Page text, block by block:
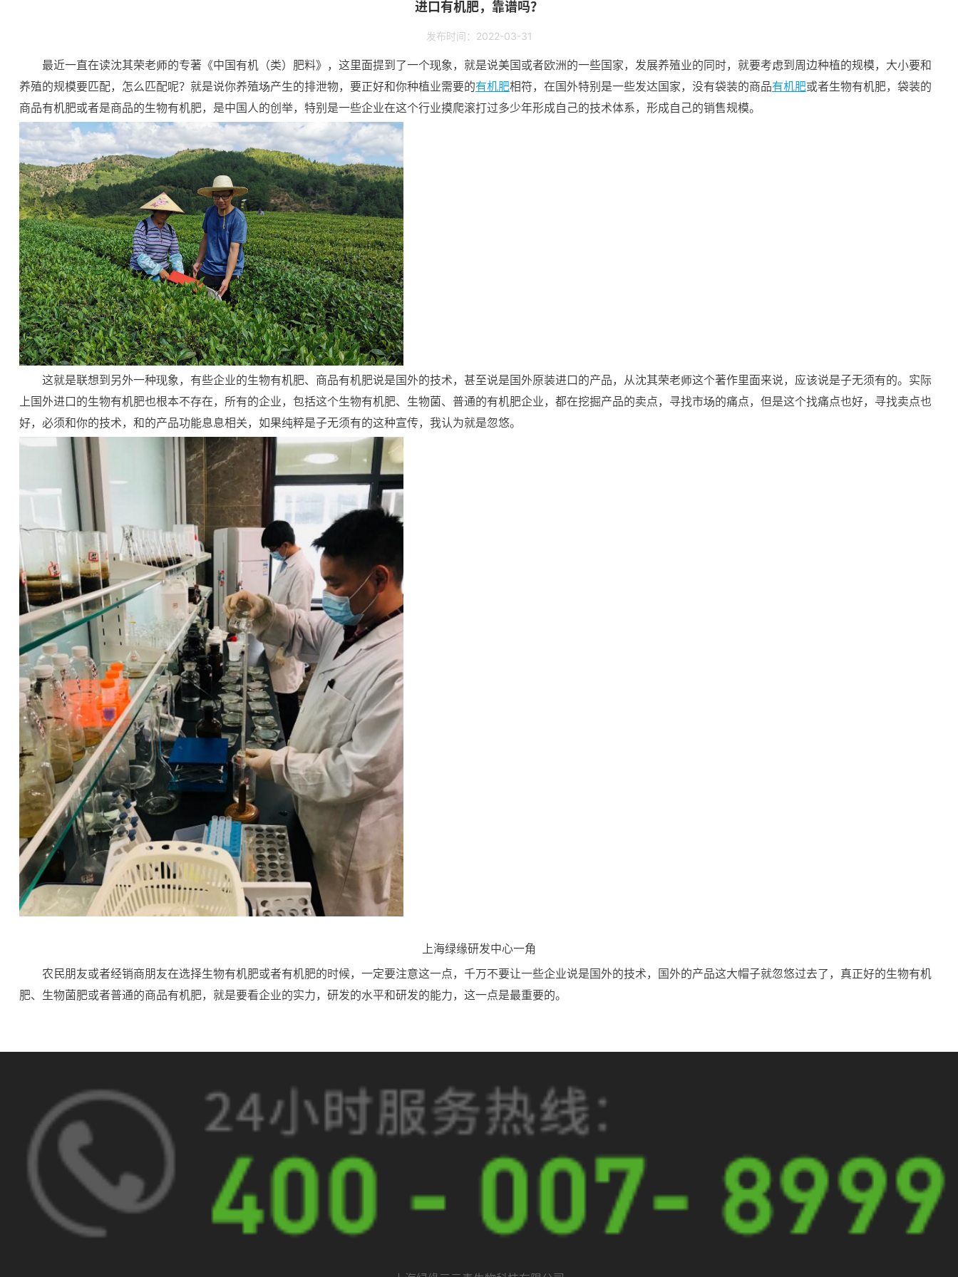
进口有机肥，靠谱吗？
发布时间：2022-03-31
最近一直在读沈其荣老师的专著《中国有机（类）肥料》，这里面提到了一个现象，就是说美国或者欧洲的一些国家，发展养殖业的同时，就要考虑到周边种植的规模，大小要和
养殖的规模要匹配，怎么匹配呢？就是说你养殖场产生的排泄物，要正好和你种植业需要的有机肥相符，在国外特别是一些发达国家，没有袋装的商品有机肥或者生物有机肥，袋装的
商品有机肥或者是商品的生物有机肥，是中国人的创举，特别是一些企业在这个行业摸爬滚打过多少年形成自己的技术体系，形成自己的销售规模。
这就是联想到另外一种现象，有些企业的生物有机肥、商品有机肥说是国外的技术，甚至说是国外原装进口的产品，从沈其荣老师这个著作里面来说，应该说是子无须有的。实际
上国外进口的生物有机肥也根本不存在，所有的企业，包括这个生物有机肥、生物菌、普通的有机肥企业，都在挖掘产品的卖点，寻找市场的痛点，但是这个找痛点也好，寻找卖点也
好，必须和你的技术，和的产品功能息息相关，如果纯粹是子无须有的这种宣传，我认为就是忽悠。
上海绿缘研发中心一角
农民朋友或者经销商朋友在选择生物有机肥或者有机肥的时候，一定要注意这一点，千万不要让一些企业说是国外的技术，国外的产品这大帽子就忽悠过去了，真正好的生物有机
肥、生物菌肥或者普通的商品有机肥，就是要看企业的实力，研发的水平和研发的能力，这一点是最重要的。